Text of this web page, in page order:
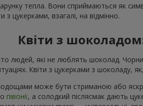
тепла. Вони сприймаються як
цукерками, взагалі, на відмінно.
Квіти з
людей, які не люблять шоколад.
Квіти з цукерками з шоколаду,
може бути стриманою або
півонії, а солодкий післясмак дають